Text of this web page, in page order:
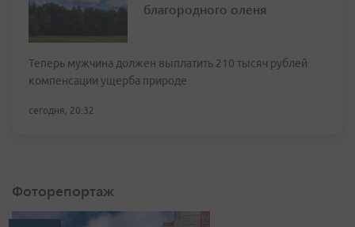
благородного оленя
Теперь мужчина должен выплатить 210 тысяч рублей
компенсации ущерба природе
сегодня, 20:32
Фоторепортаж